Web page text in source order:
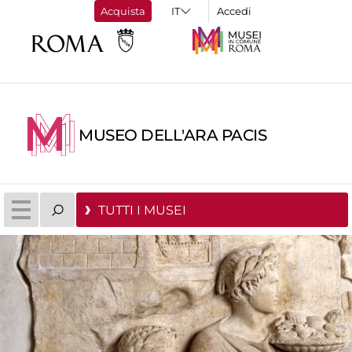
Acquista Accedi
MUSEO DELL'ARA PACIS
TUTTI I MUSEI